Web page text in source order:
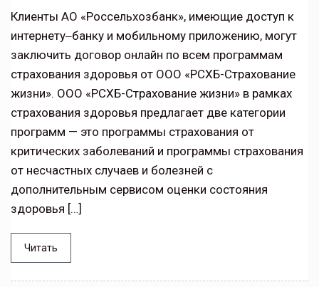
Клиенты АО «Россельхозбанк», имеющие доступ к
интернету‒банку и мобильному приложению, могут
заключить договор онлайн по всем программам
страхования здоровья от ООО «РСХБ-Страхование
жизни». ООО «РСХБ-Страхование жизни» в рамках
страхования здоровья предлагает две категории
программ — это программы страхования от
критических заболеваний и программы страхования
от несчастных случаев и болезней с
дополнительным сервисом оценки состояния
здоровья […]
Читать